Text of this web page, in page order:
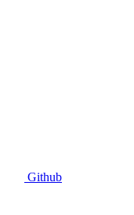
Github